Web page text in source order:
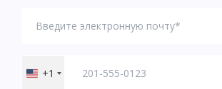
United
+1